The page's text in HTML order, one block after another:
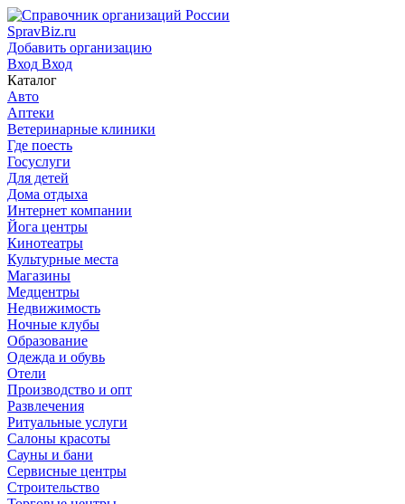
SpravBiz.ru
Добавить организацию
Вход Вход
Каталог
Авто
Аптеки
Ветеринарные клиники
Где поесть
Госуслуги
Для детей
Дома отдыха
Интернет компании
Йога центры
Кинотеатры
Культурные места
Магазины
Медцентры
Недвижимость
Ночные клубы
Образование
Одежда и обувь
Отели
Производство и опт
Развлечения
Ритуальные услуги
Салоны красоты
Сауны и бани
Сервисные центры
Строительство